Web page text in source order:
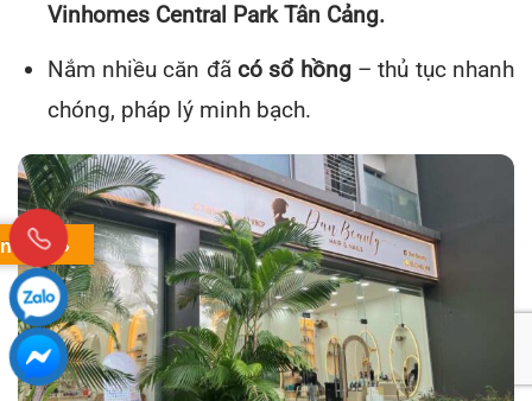
Vinhomes Central Park Tân Cảng.
Nắm nhiều căn đãcó sổ hồng– thủ tục nhanh
chóng, pháp lý minh bạch.
»